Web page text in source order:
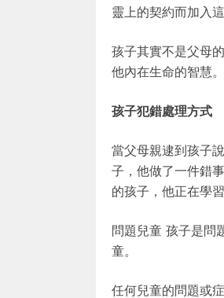
靈上的契約而加入
孩子其實不是父母
他內在生命的智慧。
孩子犯錯處理方式
當父母親逮到孩子
子，他做了一件錯
的孩子，他正在學
問題兒童 孩子是問
童。
任何兒童的問題或